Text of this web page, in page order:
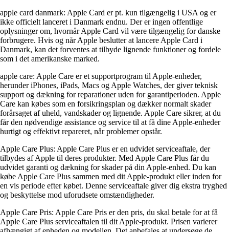
apple card danmark: Apple Card er pt. kun tilgængelig i USA og er
ikke officielt lanceret i Danmark endnu. Der er ingen offentlige
oplysninger om, hvornår Apple Card vil være tilgængelig for danske
forbrugere. Hvis og når Apple beslutter at lancere Apple Card i
Danmark, kan det forventes at tilbyde lignende funktioner og fordele
som i det amerikanske marked.
apple care: Apple Care er et supportprogram til Apple-enheder,
herunder iPhones, iPads, Macs og Apple Watches, der giver teknisk
support og dækning for reparationer uden for garantiperioden. Apple
Care kan købes som en forsikringsplan og dækker normalt skader
forårsaget af uheld, vandskader og lignende. Apple Care sikrer, at du
får den nødvendige assistance og service til at få dine Apple-enheder
hurtigt og effektivt repareret, når problemer opstår.
Apple Care Plus: Apple Care Plus er en udvidet serviceaftale, der
tilbydes af Apple til deres produkter. Med Apple Care Plus får du
udvidet garanti og dækning for skader på din Apple-enhed. Du kan
købe Apple Care Plus sammen med dit Apple-produkt eller inden for
en vis periode efter købet. Denne serviceaftale giver dig ekstra tryghed
og beskyttelse mod uforudsete omstændigheder.
Apple Care Pris: Apple Care Pris er den pris, du skal betale for at få
Apple Care Plus serviceaftalen til dit Apple-produkt. Prisen varierer